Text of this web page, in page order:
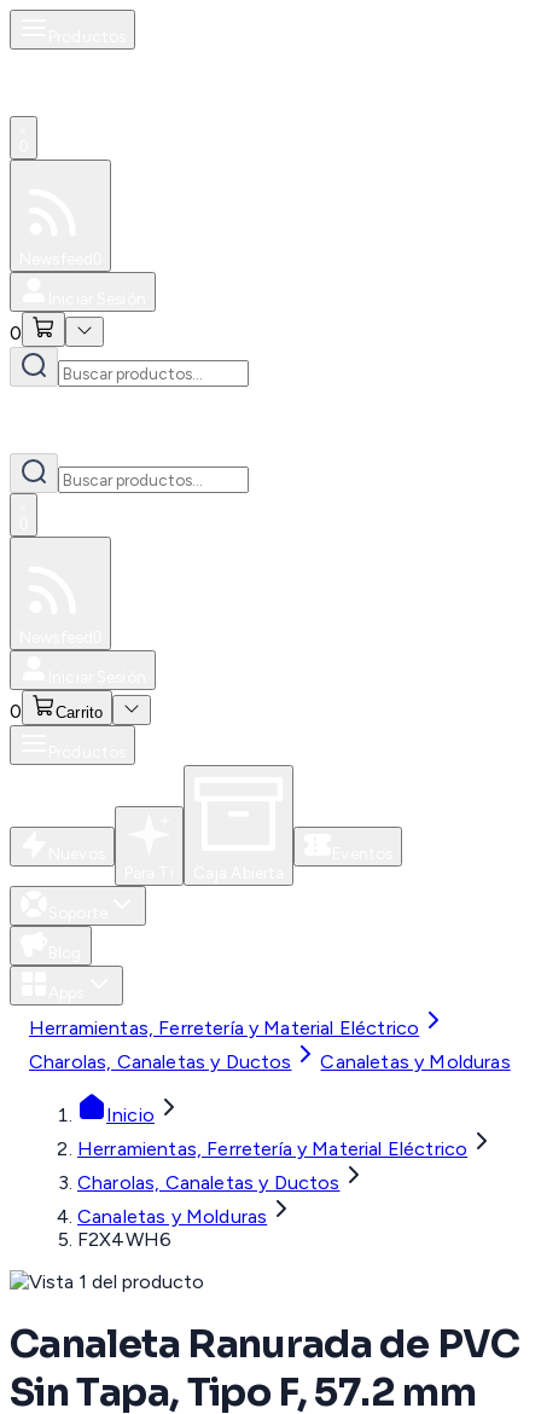
0
0 Carrito
Herramientas, Ferretería y Material Eléctrico
Charolas, Canaletas y Ductos
Canaletas y Molduras
Inicio
Herramientas, Ferretería y Material Eléctrico
Charolas, Canaletas y Ductos
Canaletas y Molduras
F2X4WH6
Canaleta Ranurada de PVC
Sin Tapa, Tipo F, 57.2 mm